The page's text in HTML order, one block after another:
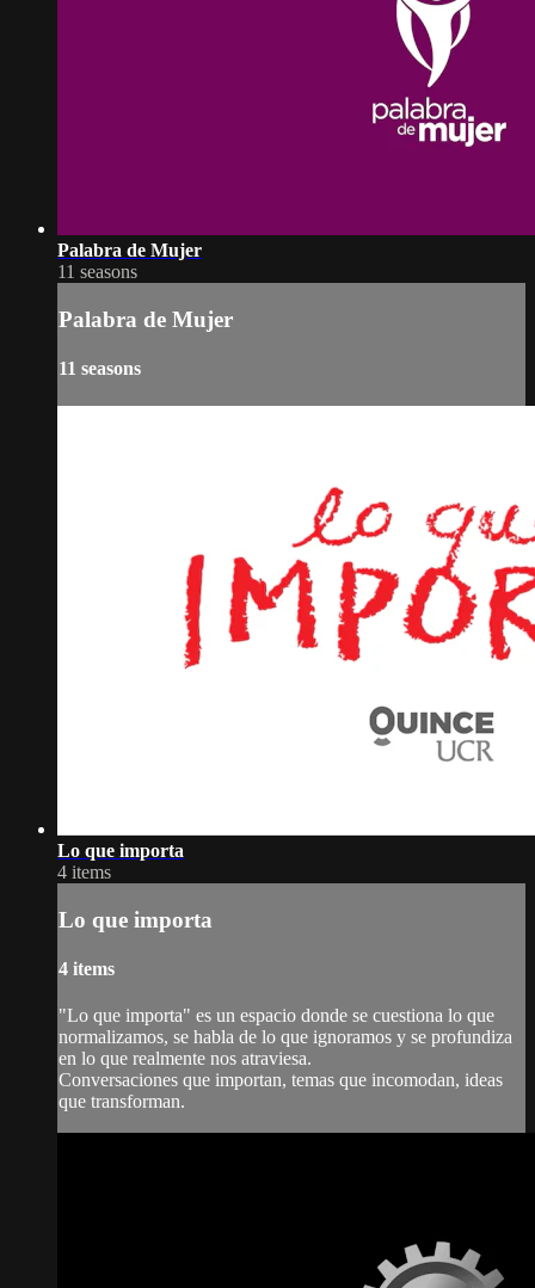
Palabra de Mujer
11 seasons
Palabra de Mujer
11 seasons
Lo que importa
4 items
Lo que importa
4 items
"Lo que importa" es un espacio donde se cuestiona lo que
normalizamos, se habla de lo que ignoramos y se profundiza
en lo que realmente nos atraviesa.
Conversaciones que importan, temas que incomodan, ideas
que transforman.